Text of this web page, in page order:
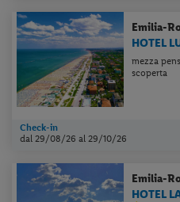
Emilia-
HOTEL
mezza
scoperta
Check-in
dal 29/08/26al 29/10/26
Emilia-
HOTEL